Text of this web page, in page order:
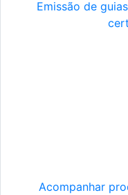
Emissão de
Acompanhar